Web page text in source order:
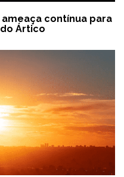
contínua para
Ártico